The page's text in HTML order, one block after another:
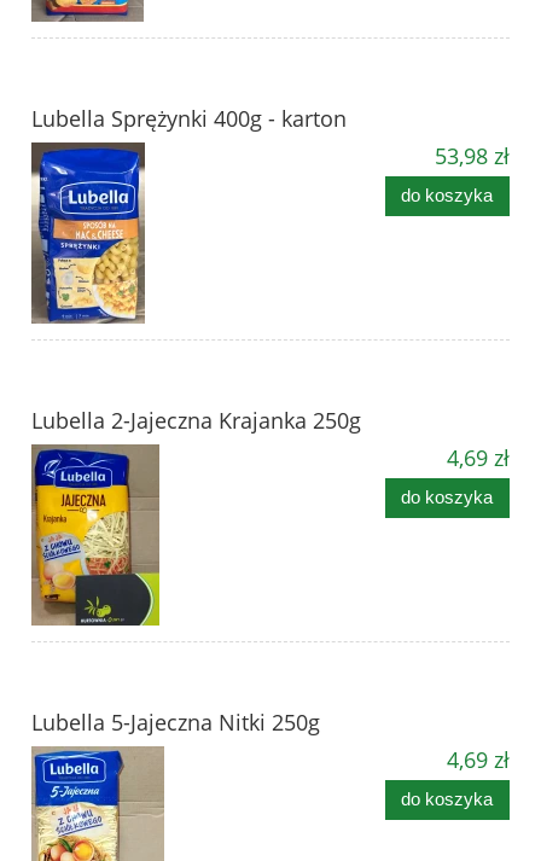
Lubella Sprężynki 400g - karton
53,98 zł
do koszyka
Lubella 2-Jajeczna Krajanka 250g
4,69 zł
do koszyka
Lubella 5-Jajeczna Nitki 250g
4,69 zł
do koszyka